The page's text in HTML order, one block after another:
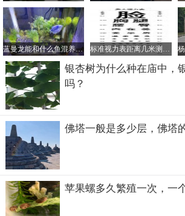
有关于招财猫的说法和起源故事是很多的
一，主角猫也不尽相似，而且经过飘洋过
变的面目全非了，所以要说它是什么品
楚，大概很多猫胖起来都可以做为招财猫
蓝曼龙能和什么鱼混养，这种鱼么分公母图解 标准视力表距离几米测，视力表对应的眼镜度数是怎样的？
银杏树为什么种在庙中，
吗？
佛塔一般是多少层，佛塔
苹果螺多久繁殖一次，一